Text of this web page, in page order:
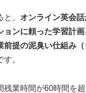
、 オンライン英会
ョンに頼った学習計
前提の泥臭い仕組み
す。
残業時間が60時間を